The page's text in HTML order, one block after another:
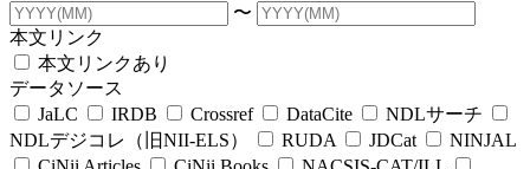
〜
本文リンク
本文リンクあり
データソース
JaLC
IRDB Crossref DataCite
NDLサーチ
NDLデジコレ（旧NII-ELS）
RUDA JDCat
NINJAL